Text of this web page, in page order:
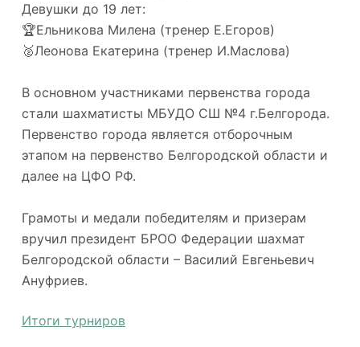
Девушки до 19 лет:
🏆Ельникова Милена (тренер Е.Егоров)
🥈Леонова Екатерина (тренер И.Маслова)
В основном участниками первенства города
стали шахматисты МБУДО СШ №4 г.Белгорода.
Первенство города является отборочным
этапом на первенство Белгородской области и
далее на ЦФО РФ.
Грамоты и медали победителям и призерам
вручил президент БРОО Федерации шахмат
Белгородской области – Василий Евгеньевич
Ануфриев.
Итоги турниров